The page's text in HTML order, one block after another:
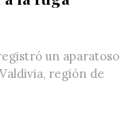
un aparatoso
región de